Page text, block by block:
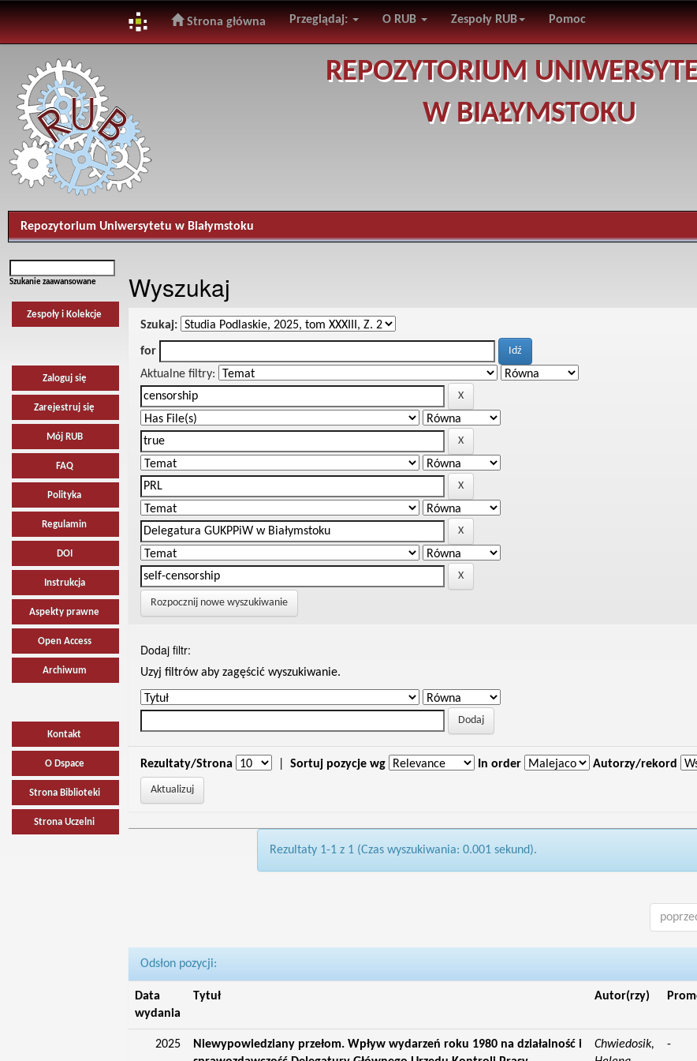
navigation
Strona główna Przeglądaj: O RUB Zespoły RUB Pomoc
REPOZYTORIUM
W BIAŁYMSTOKU
Repozytorium Uniwersytetu w Białymstoku
Szukanie zaawansowane
Zespoły i Kolekcje
Zaloguj się
Zarejestruj się
Mój RUB
FAQ
Polityka
Regulamin
DOI
Instrukcja
Aspekty prawne
Open Access
Archiwum
Kontakt
O Dspace
Strona Biblioteki
Strona Uczelni
Wyszukaj
Szukaj:
for
Aktualne filtry:
Rozpocznij nowe wyszukiwanie
Dodaj filtr:
Uzyj filtrów aby zagęścić wyszukiwanie.
Rezultaty/Strona Sortuj pozycje wg In order Autorzy/rekord
Rezultaty 1-1 z 1 (Czas wyszukiwania: 0.001 sekund).
Odsłon pozycji:
Data
wydania
Tytuł Autor(rzy)
2025
Niewypowiedziany przełom. Wpływ wydarzeń roku 1980 na działalność i
Chwiedosik,
-